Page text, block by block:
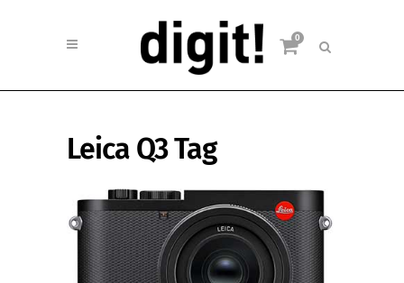
0
Leica Q3 Tag